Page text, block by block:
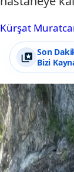
Kürşat
Son
Bizi